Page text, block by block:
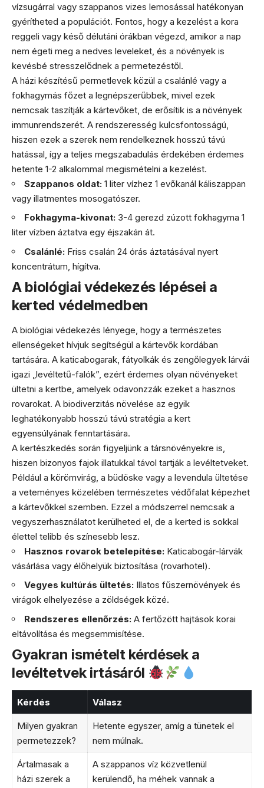
vízsugárral vagy szappanos vizes lemosással hatékonyan
gyérítheted a populációt. Fontos, hogy a kezelést a kora
reggeli vagy késő délutáni órákban végezd, amikor a nap
nem égeti meg a nedves leveleket, és a növények is
kevésbé stresszelődnek a permetezéstől.
A házi készítésű permetlevek közül a csalánlé vagy a
fokhagymás főzet a legnépszerűbbek, mivel ezek
nemcsak taszítják a kártevőket, de erősítik is a növények
immunrendszerét. A rendszeresség kulcsfontosságú,
hiszen ezek a szerek nem rendelkeznek hosszú távú
hatással, így a teljes megszabadulás érdekében érdemes
hetente 1-2 alkalommal megismételni a kezelést.
Szappanos oldat: 1 liter vízhez 1 evőkanál káliszappan
vagy illatmentes mosogatószer.
Fokhagyma-kivonat: 3-4 gerezd zúzott fokhagyma 1
liter vízben áztatva egy éjszakán át.
Csalánlé: Friss csalán 24 órás áztatásával nyert
koncentrátum, hígítva.
A biológiai védekezés lépései a
kerted védelmedben
A biológiai védekezés lényege, hogy a természetes
ellenségeket hívjuk segítségül a kártevők kordában
tartására. A katicabogarak, fátyolkák és zengőlegyek lárvái
igazi „levéltetű-falók”, ezért érdemes olyan növényeket
ültetni a kertbe, amelyek odavonzzák ezeket a hasznos
rovarokat. A biodiverzitás növelése az egyik
leghatékonyabb hosszú távú stratégia a kert
egyensúlyának fenntartására.
A kertészkedés során figyeljünk a társnövényekre is,
hiszen bizonyos fajok illatukkal távol tartják a levéltetveket.
Például a körömvirág, a büdöske vagy a levendula ültetése
a veteményes közelében természetes védőfalat képezhet
a kártevőkkel szemben. Ezzel a módszerrel nemcsak a
vegyszerhasználatot kerülheted el, de a kerted is sokkal
élettel telibb és színesebb lesz.
Hasznos rovarok betelepítése: Katicabogár-lárvák
vásárlása vagy élőhelyük biztosítása (rovarhotel).
Vegyes kultúrás ültetés: Illatos fűszernövények és
virágok elhelyezése a zöldségek közé.
Rendszeres ellenőrzés: A fertőzött hajtások korai
eltávolítása és megsemmisítése.
Gyakran ismételt kérdések a
levéltetvek irtásáról
Kérdés Válasz
Milyen gyakran
permetezzek?
Hetente egyszer, amíg a tünetek el
nem múlnak.
Ártalmasak a
házi szerek a
A szappanos víz közvetlenül
kerülendő, ha méhek vannak a